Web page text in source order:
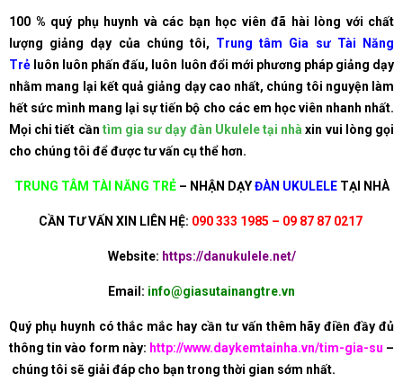
100 % quý phụ huynh và các bạn học viên đã hài lòng với chất
lượng giảng dạy của chúng tôi, Trung tâm Gia sư Tài Năng
Trẻ luôn luôn phấn đấu, luôn luôn đổi mới phương pháp giảng dạy
nhằm mang lại kết quả giảng dạy cao nhất, chúng tôi nguyện làm
hết sức mình mang lại sự tiến bộ cho các em học viên nhanh nhất.
Mọi chi tiết cần tìm gia sư dạy đàn Ukulele tại nhà xin vui lòng gọi
cho chúng tôi để được tư vấn cụ thể hơn.
TRUNG TÂM TÀI NĂNG TRẺ– NHẬN DẠYĐÀN UKULELETẠI NHÀ
CẦN TƯ VẤN XIN LIÊN HỆ: 090 333 1985 – 09 87 87 0217
Website: https://danukulele.net/
Email: info@giasutainangtre.vn
Quý phụ huynh có thắc mắc hay cần tư vấn thêm hãy điền đầy đủ
thông tin vào form này: http://www.daykemtainha.vn/tim-gia-su –
chúng tôi sẽ giải đáp cho bạn trong thời gian sớm nhất.